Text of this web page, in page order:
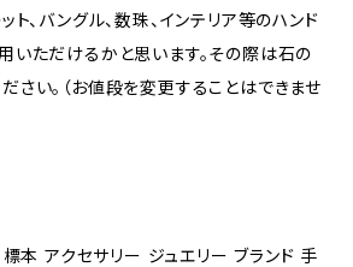
ト、バングル、数珠、インテリア等のハンド
いただけるかと思います。その際は石の
さい。（お値段を変更することはできませ
本 アクセサリー ジュエリー ブランド 手